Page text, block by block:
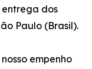
entrega dos
Paulo (Brasil).
empenho